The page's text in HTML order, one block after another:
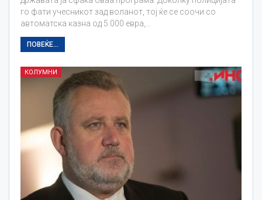
го фати учесникот зад воланот, тој ќе се соочи со
автоматска казна од 5.000 евра,…
ПОВЕЌЕ...
КОЛУМНИ